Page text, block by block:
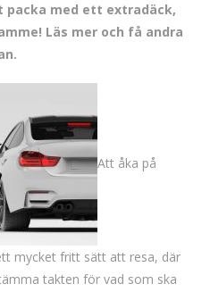
packa med ett extradäck,
Läs mer och få andra
Att åka på
mycket fritt sätt att resa, där
takten för vad som ska